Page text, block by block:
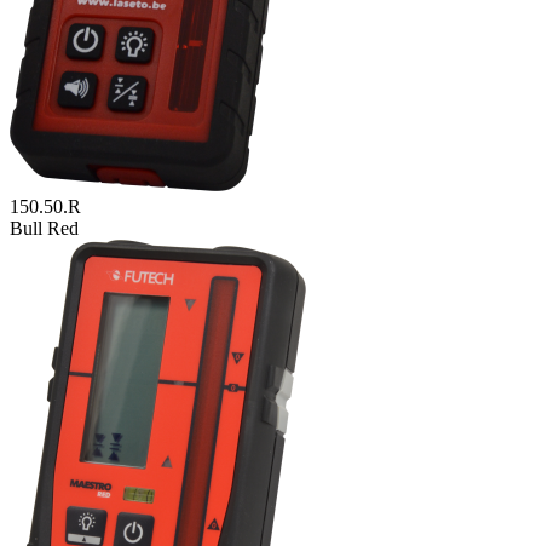
150.50.R
Bull Red